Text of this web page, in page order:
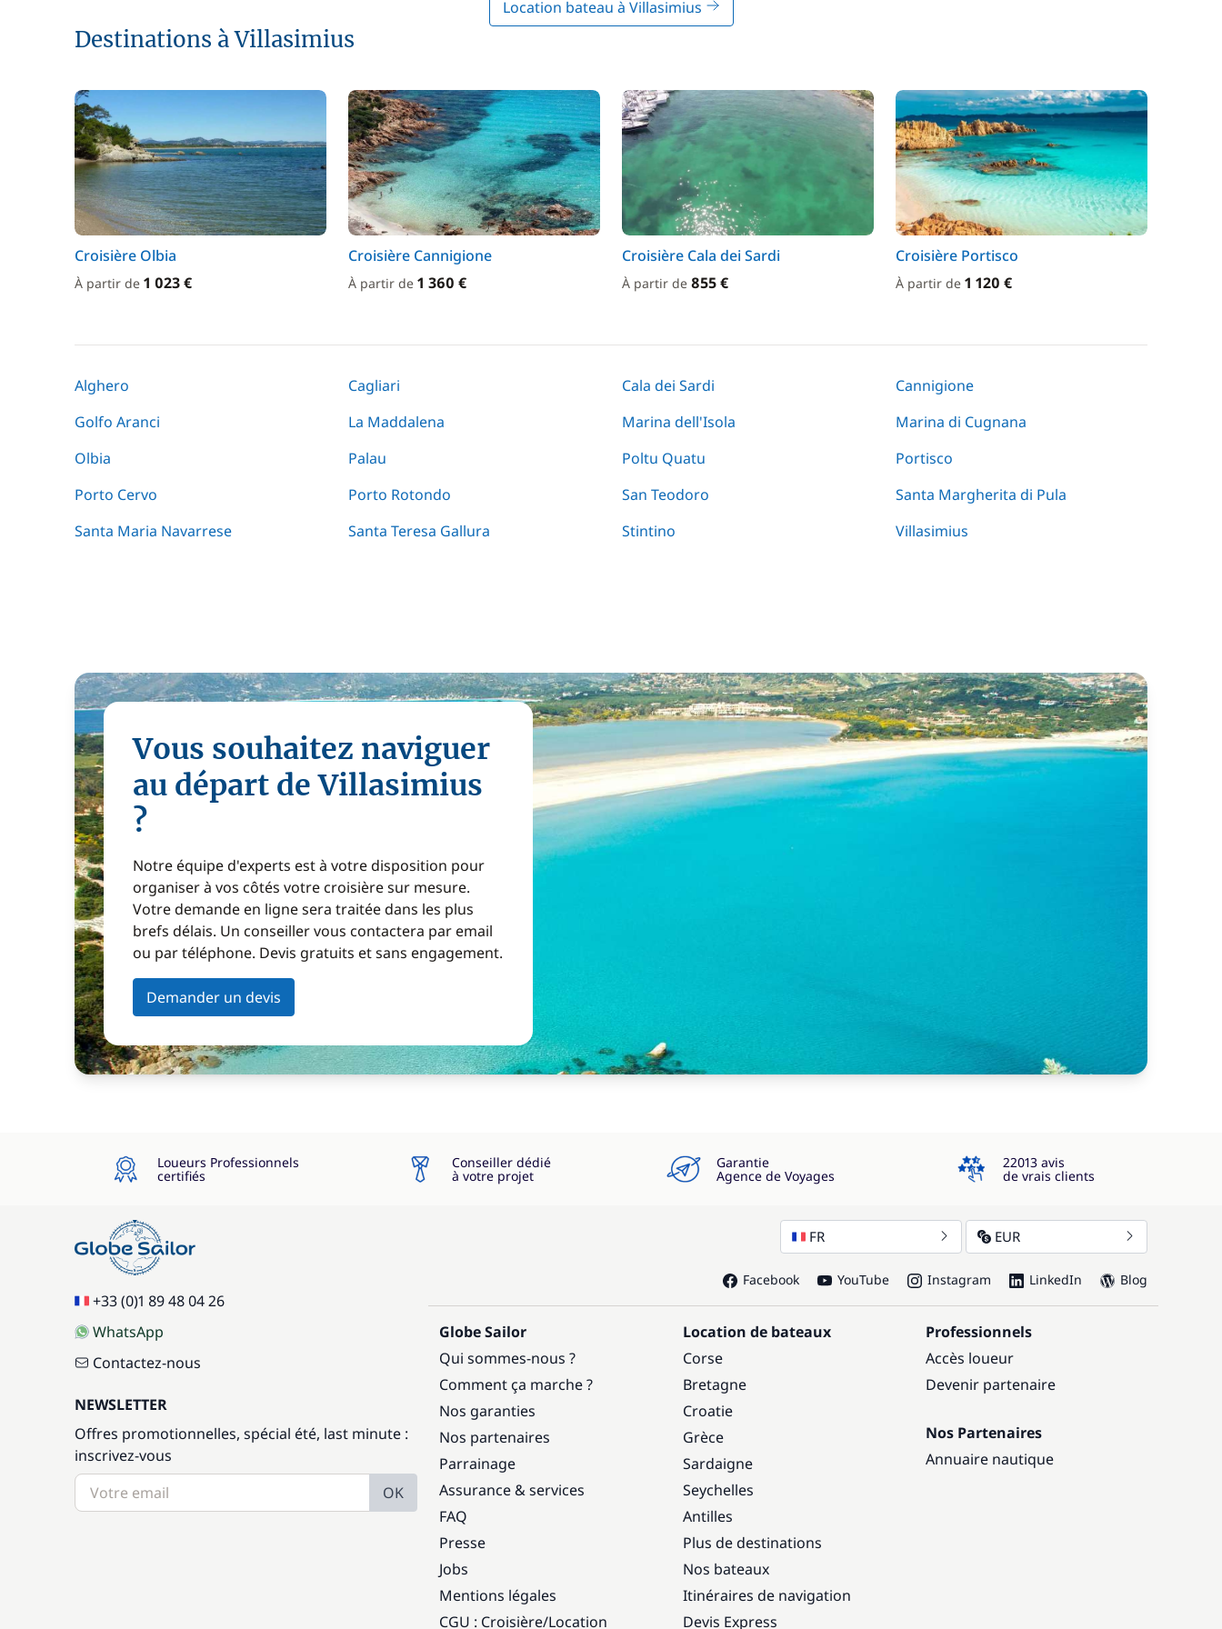
Location bateau à Villasimius
Destinations à Villasimius
Croisière Olbia
À partir de 1 023 €
Croisière Cannigione
À partir de 1 360 €
Croisière Cala dei Sardi
À partir de 855 €
Croisière Portisco
À partir de 1 120 €
Alghero Cagliari Cala dei Sardi
Cannigione
Golfo Aranci
La Maddalena Marina dell'Isola
Marina di Cugnana
Olbia
Palau Poltu Quatu
Portisco
Porto Cervo
Porto Rotondo San Teodoro
Santa Margherita di Pula
Santa Maria Navarrese
Santa Teresa Gallura Stintino Villasimius
Vous souhaitez naviguer
au départ de Villasimius
?
Notre équipe d'experts est à votre disposition pour
organiser à vos côtés votre croisière sur mesure.
Votre demande en ligne sera traitée dans les plus
brefs délais. Un conseiller vous contactera par email
ou par téléphone. Devis gratuits et sans engagement.
Demander un devis
Loueurs Professionnels
certifiés
Conseiller dédié
à votre projet
Garantie
Agence de Voyages
4.3
22013 avis
de vrais clients
+33 (0)1 89 48 04 26
WhatsApp
Contactez-nous
NEWSLETTER
Offres promotionnelles, spécial été, last minute :
inscrivez-vous
OK
FR EUR
Facebook YouTube Instagram LinkedIn Blog
Globe Sailor
Qui sommes-nous ?
Comment ça marche ?
Nos garanties
Nos partenaires
Parrainage
Assurance & services
FAQ
Presse
Jobs
Mentions légales
CGU : Croisière/Location
Location de bateaux
Corse
Bretagne
Croatie
Grèce
Sardaigne
Seychelles
Antilles
Plus de destinations
Nos bateaux
Itinéraires de navigation
Devis Express
Professionnels
Accès loueur
Devenir partenaire
Nos Partenaires
Annuaire nautique